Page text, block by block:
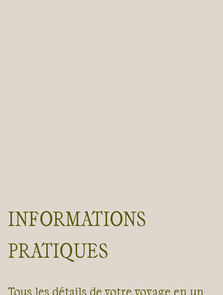
INFORMATIONS
PRATIQUES
Tous les détails de votre voyage en un